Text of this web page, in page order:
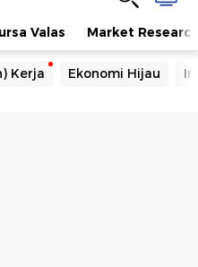
Valas Market Research
Kerja Ekonomi Hijau